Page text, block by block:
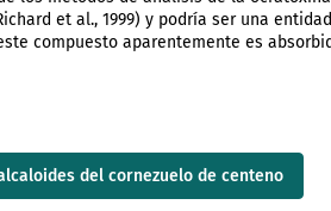
et al., 1999) y podría ser una
compuesto aparentemente es
del cornezuelo de centeno